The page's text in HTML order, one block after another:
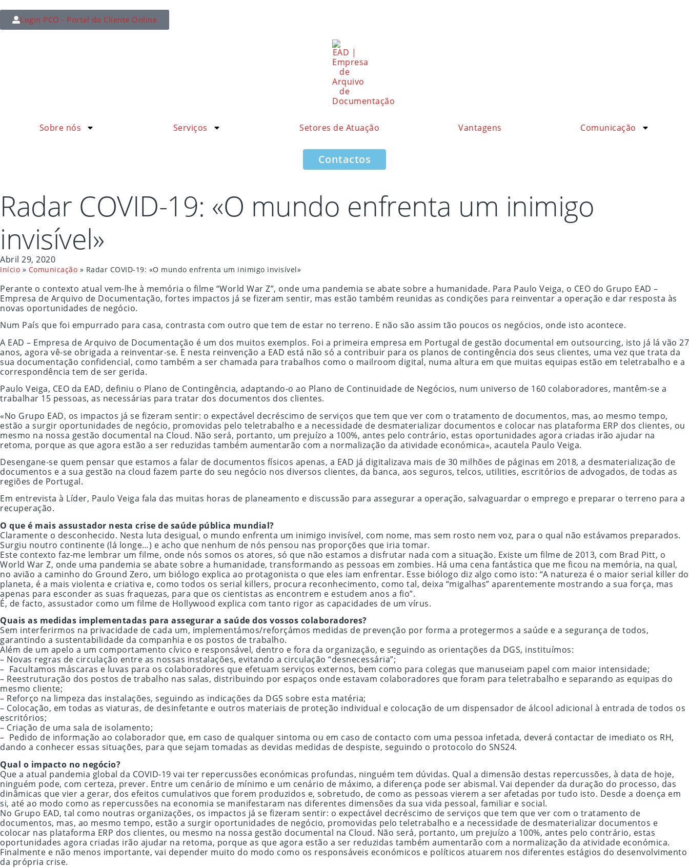
Login PCO - Portal do Cliente Online
Sobre nós Serviços Setores de Atuação Vantagens Comunicação
Contactos
Radar COVID-19: «O mundo enfrenta um inimigo
invisível»
Abril 29, 2020
Início » Comunicação » Radar COVID-19: «O mundo enfrenta um inimigo invisível»
Perante o contexto atual vem-lhe à memória o filme “World War Z”, onde uma pandemia se abate sobre a humanidade. Para Paulo Veiga, o CEO do Grupo EAD –
Empresa de Arquivo de Documentação, fortes impactos já se fizeram sentir, mas estão também reunidas as condições para reinventar a operação e dar resposta às
novas oportunidades de negócio.
Num País que foi empurrado para casa, contrasta com outro que tem de estar no terreno. E não são assim tão poucos os negócios, onde isto acontece.
A EAD – Empresa de Arquivo de Documentação é um dos muitos exemplos. Foi a primeira empresa em Portugal de gestão documental em outsourcing, isto já lá vão 27
anos, agora vê-se obrigada a reinventar-se. E nesta reinvenção a EAD está não só a contribuir para os planos de contingência dos seus clientes, uma vez que trata da
sua documentação confidencial, como também a ser chamada para trabalhos como o mailroom digital, numa altura em que muitas equipas estão em teletrabalho e a
correspondência tem de ser gerida.
Paulo Veiga, CEO da EAD, definiu o Plano de Contingência, adaptando-o ao Plano de Continuidade de Negócios, num universo de 160 colaboradores, mantêm-se a
trabalhar 15 pessoas, as necessárias para tratar dos documentos dos clientes.
«No Grupo EAD, os impactos já se fizeram sentir: o expectável decréscimo de serviços que tem que ver com o tratamento de documentos, mas, ao mesmo tempo,
estão a surgir oportunidades de negócio, promovidas pelo teletrabalho e a necessidade de desmaterializar documentos e colocar nas plataforma ERP dos clientes, ou
mesmo na nossa gestão documental na Cloud. Não será, portanto, um prejuízo a 100%, antes pelo contrário, estas oportunidades agora criadas irão ajudar na
retoma, porque as que agora estão a ser reduzidas também aumentarão com a normalização da atividade económica», acautela Paulo Veiga.
Desengane-se quem pensar que estamos a falar de documentos físicos apenas, a EAD já digitalizava mais de 30 milhões de páginas em 2018, a desmaterialização de
documentos e a sua gestão na cloud fazem parte do seu negócio nos diversos clientes, da banca, aos seguros, telcos, utilities, escritórios de advogados, de todas as
regiões de Portugal.
Em entrevista à Líder, Paulo Veiga fala das muitas horas de planeamento e discussão para assegurar a operação, salvaguardar o emprego e preparar o terreno para a
recuperação.
O que é mais assustador nesta crise de saúde pública mundial?
Claramente o desconhecido. Nesta luta desigual, o mundo enfrenta um inimigo invisível, com nome, mas sem rosto nem voz, para o qual não estávamos preparados.
Surgiu noutro continente (lá longe…) e acho que nenhum de nós pensou nas proporções que iria tomar.
Este contexto faz-me lembrar um filme, onde nós somos os atores, só que não estamos a disfrutar nada com a situação. Existe um filme de 2013, com Brad Pitt, o
World War Z, onde uma pandemia se abate sobre a humanidade, transformando as pessoas em zombies. Há uma cena fantástica que me ficou na memória, na qual,
no avião a caminho do Ground Zero, um biólogo explica ao protagonista o que eles iam enfrentar. Esse biólogo diz algo como isto: “A natureza é o maior serial killer do
planeta, é a mais violenta e criativa e, como todos os serial killers, procura reconhecimento, como tal, deixa “migalhas” aparentemente mostrando a sua força, mas
apenas para esconder as suas fraquezas, para que os cientistas as encontrem e estudem anos a fio”.
É, de facto, assustador como um filme de Hollywood explica com tanto rigor as capacidades de um vírus.
Quais as medidas implementadas para assegurar a saúde dos vossos colaboradores?
Sem interferirmos na privacidade de cada um, implementámos/reforçámos medidas de prevenção por forma a protegermos a saúde e a segurança de todos,
garantindo a sustentabilidade da companhia e os postos de trabalho.
Além de um apelo a um comportamento cívico e responsável, dentro e fora da organização, e seguindo as orientações da DGS, instituímos:
– Novas regras de circulação entre as nossas instalações, evitando a circulação “desnecessária”;
– Facultamos máscaras e luvas para os colaboradores que efetuam serviços externos, bem como para colegas que manuseiam papel com maior intensidade;
– Reestruturação dos postos de trabalho nas salas, distribuindo por espaços onde estavam colaboradores que foram para teletrabalho e separando as equipas do
mesmo cliente;
– Reforço na limpeza das instalações, seguindo as indicações da DGS sobre esta matéria;
– Colocação, em todas as viaturas, de desinfetante e outros materiais de proteção individual e colocação de um dispensador de álcool adicional à entrada de todos os
escritórios;
– Criação de uma sala de isolamento;
– Pedido de informação ao colaborador que, em caso de qualquer sintoma ou em caso de contacto com uma pessoa infetada, deverá contactar de imediato os RH,
dando a conhecer essas situações, para que sejam tomadas as devidas medidas de despiste, seguindo o protocolo do SNS24.
Qual o impacto no negócio?
Que a atual pandemia global da COVID-19 vai ter repercussões económicas profundas, ninguém tem dúvidas. Qual a dimensão destas repercussões, à data de hoje,
ninguém pode, com certeza, prever. Entre um cenário de mínimo e um cenário de máximo, a diferença pode ser abismal. Vai depender da duração do processo, das
dinâmicas que vier a gerar, dos efeitos cumulativos que forem produzidos e, sobretudo, de como as pessoas vierem a ser afetadas por tudo isto. Desde a doença em
si, até ao modo como as repercussões na economia se manifestaram nas diferentes dimensões da sua vida pessoal, familiar e social.
No Grupo EAD, tal como noutras organizações, os impactos já se fizeram sentir: o expectável decréscimo de serviços que tem que ver com o tratamento de
documentos, mas, ao mesmo tempo, estão a surgir oportunidades de negócio, promovidas pelo teletrabalho e a necessidade de desmaterializar documentos e
colocar nas plataforma ERP dos clientes, ou mesmo na nossa gestão documental na Cloud. Não será, portanto, um prejuízo a 100%, antes pelo contrário, estas
oportunidades agora criadas irão ajudar na retoma, porque as que agora estão a ser reduzidas também aumentarão com a normalização da atividade económica.
Finalmente e não menos importante, vai depender muito do modo como os responsáveis económicos e políticos atuarem nos diferentes estágios do desenvolvimento
da própria crise.